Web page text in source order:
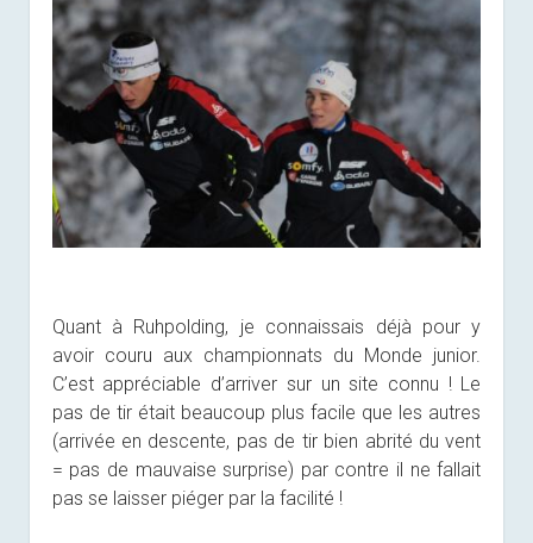
Quant à Ruhpolding, je connaissais déjà pour y
avoir couru aux championnats du Monde junior.
C’est appréciable d’arriver sur un site connu ! Le
pas de tir était beaucoup plus facile que les autres
(arrivée en descente, pas de tir bien abrité du vent
= pas de mauvaise surprise) par contre il ne fallait
pas se laisser piéger par la facilité !